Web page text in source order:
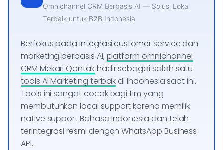
Omnichannel CRM Berbasis AI — Solusi Lokal
Terbaik untuk B2B Indonesia
Berfokus pada integrasi customer service dan
marketing berbasis AI, platform omnichannel
CRM Mekari Qontakhadir sebagai salah satu
tools AI Marketing terbaik di Indonesia saat ini.
Tools ini sangat cocok bagi tim yang
membutuhkan local support karena memiliki
native support Bahasa Indonesia dan telah
terintegrasi resmi dengan WhatsApp Business
API.